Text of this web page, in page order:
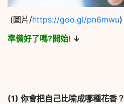
(圖片/https://goo.gl/pn6mwu)
準備好了嗎?開始! ↓
(1) 你會把自己比喻成哪種花香？